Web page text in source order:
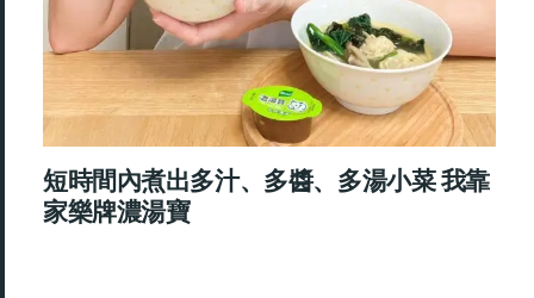
短時間內煮出多汁、多醬、多湯小菜 我靠
家樂牌濃湯寶